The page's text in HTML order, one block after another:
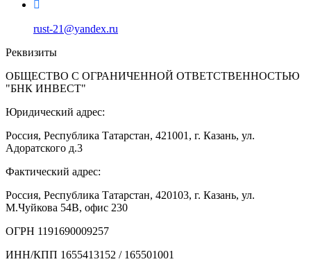
rust-21@yandex.ru
Реквизиты
ОБЩЕСТВО С ОГРАНИЧЕННОЙ ОТВЕТСТВЕННОСТЬЮ
"БНК ИНВЕСТ"
Юридический адрес:
Россия, Республика Татарстан, 421001, г. Казань, ул.
Адоратского д.3
Фактический адрес:
Россия, Республика Татарстан, 420103, г. Казань, ул.
М.Чуйкова 54В, офис 230
ОГРН 1191690009257
ИНН/КПП 1655413152 / 165501001